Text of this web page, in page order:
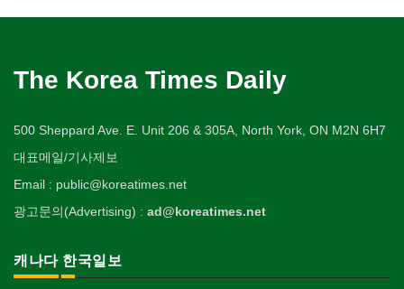
Ophthalmologist
Surgeon
의사-치과
Dentist/Dental Surgeon
의사-가정의
의사-기타
Multi Specialty
Fashion/Boutique
Blanket
웨딩서비스
Bridal Fashion/Wedding Service
자수
개인지도-서예
개인지도-미술/사진
Private Lesson-Art/Photograph
Private Lesson-Ballet/Dance
Private Lesson-Flower Arrangement
개인지도-기타
보석감정사
인쇄
장의사
직업소개 에이전트
스테이징 홈
전기공사/수리
Electric Work
정원공사/조경
Roofing
자동차-판매/리스
자동차-견인
Towing
자동차-청소
Auto Cleaning
운동구/스포츠용품
취미/레저
Hobby/Leisure
태권도/무술
Taekwondo/Martial Arts
Spring Water/Water Purifier
Nursing Home
Sauna
Korean Businessmen's Association
Buddhist Temple
한국일보 본사 및 지국
한국정부기관
Korean Governmental Organization
한인회
Korean Cultural Association
Shoe Repair
ETC
아파트
The Korea Times Daily
500 Sheppard Ave. E. Unit 206 & 305A, North York, ON M2N 6H7
대표메일/기사제보
Email : public@koreatimes.net
광고문의(Advertising) : ad@koreatimes.net
캐나다 한국일보